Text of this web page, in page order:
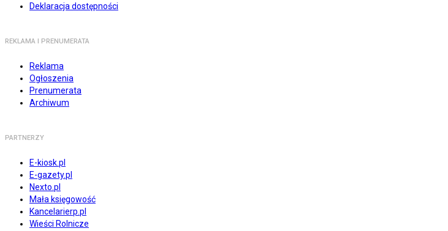
Deklaracja dostępności
REKLAMA I PRENUMERATA
Reklama
Ogłoszenia
Prenumerata
Archiwum
PARTNERZY
E-kiosk.pl
E-gazety.pl
Nexto.pl
Mała księgowość
Kancelarierp.pl
Wieści Rolnicze